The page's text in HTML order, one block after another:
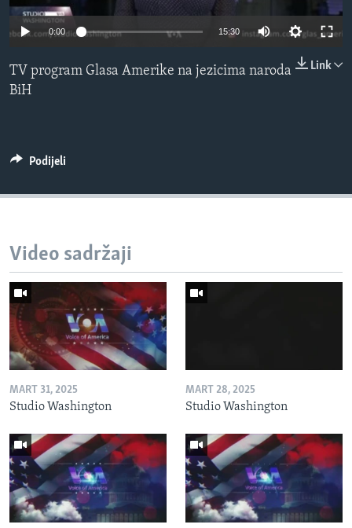
MAGAZIN
O GLASU AMERIKE
Learning English
Jezici
0:00 15:30
Link
TV program Glasa Amerike na jezicima naroda
BiH
Podijeli
Video sadržaji
MART 31, 2025
Studio Washington
MART 28, 2025
Studio Washington